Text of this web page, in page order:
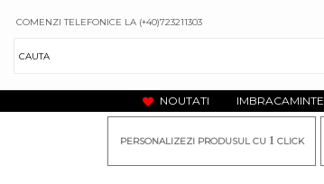
COMENZI TELEFONICE LA (+40)723211303
NOUTATI IMBRACAMINTE
PERSONALIZEZI PRODUSUL CU 1CLICK